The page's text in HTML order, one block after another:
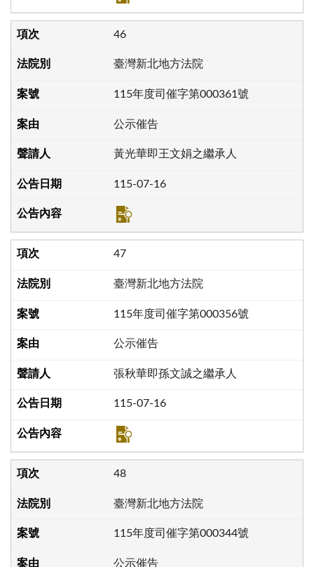
46
臺灣新北地方法院
115年度司催字第000361號
公示催告
黃光華即王文娟之繼承人
115-07-16
47
臺灣新北地方法院
115年度司催字第000356號
公示催告
張秋華即孫文誠之繼承人
115-07-16
48
臺灣新北地方法院
115年度司催字第000344號
公示催告